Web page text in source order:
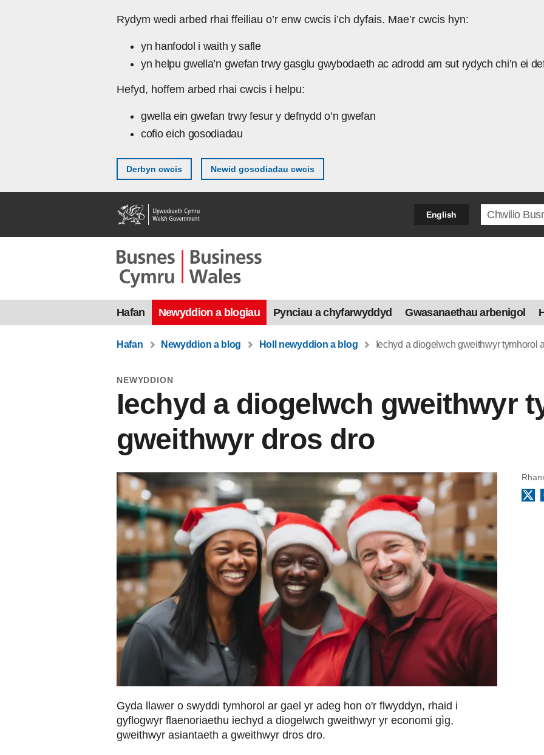
Rydym wedi arbed rhai ffeiliau o’r enw cwcis i’ch dyfais. Mae’r cwcis hyn:
yn hanfodol i waith y safle
yn helpu gwella’n gwefan trwy gasglu gwybodaeth ac adrodd am sut rydych chi’n ei
Hefyd, hoffem arbed rhai cwcis i helpu:
gwella ein gwefan trwy fesur y defnydd o’n gwefan
cofio eich gosodiadau
Derbyn cwcis Newid gosodiadau cwcis
English Search
Hafan Newyddion a blogiau Pynciau a chyfarwyddyd Gwasanaethau arbenigol
Hafan Newyddion a blog Holl newyddion a blog Iechyd a diogelwch gweithwyr tymhorol
NEWYDDION
Iechyd a diogelwch gweithwyr
gweithwyr dros dro
Gyda llawer o swyddi tymhorol ar gael yr adeg hon o'r flwyddyn, rhaid i
gyflogwyr flaenoriaethu iechyd a diogelwch gweithwyr yr economi gìg,
gweithwyr asiantaeth a gweithwyr dros dro.